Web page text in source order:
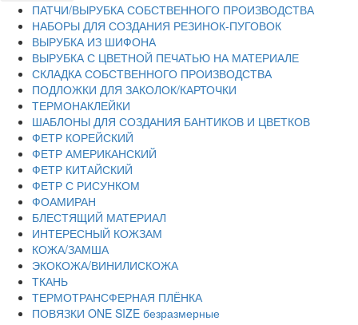
ПАТЧИ/ВЫРУБКА СОБСТВЕННОГО ПРОИЗВОДСТВА
НАБОРЫ ДЛЯ СОЗДАНИЯ РЕЗИНОК-ПУГОВОК
ВЫРУБКА ИЗ ШИФОНА
ВЫРУБКА С ЦВЕТНОЙ ПЕЧАТЬЮ НА МАТЕРИАЛЕ
СКЛАДКА СОБСТВЕННОГО ПРОИЗВОДСТВА
ПОДЛОЖКИ ДЛЯ ЗАКОЛОК/КАРТОЧКИ
ТЕРМОНАКЛЕЙКИ
ШАБЛОНЫ ДЛЯ СОЗДАНИЯ БАНТИКОВ И ЦВЕТКОВ
ФЕТР КОРЕЙСКИЙ
ФЕТР АМЕРИКАНСКИЙ
ФЕТР КИТАЙСКИЙ
ФЕТР С РИСУНКОМ
ФОАМИРАН
БЛЕСТЯЩИЙ МАТЕРИАЛ
ИНТЕРЕСНЫЙ КОЖЗАМ
КОЖА/ЗАМША
ЭКОКОЖА/ВИНИЛИСКОЖА
ТКАНЬ
ТЕРМОТРАНСФЕРНАЯ ПЛЁНКА
ПОВЯЗКИ ONE SIZE безразмерные